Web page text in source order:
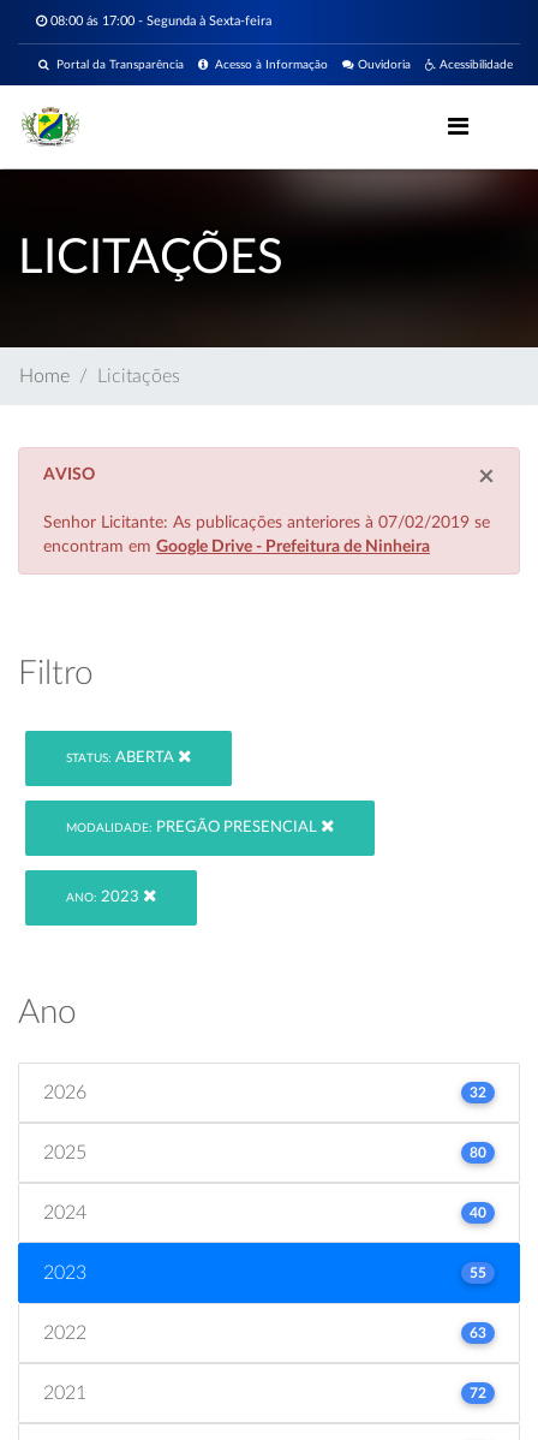
08:00 ás 17:00 - Segunda à Sexta-feira
Acessibilidade
Ouvidoria
Acesso à Informação
Portal da Transparência
LICITAÇÕES
Home Licitações
×
AVISO
Senhor Licitante: As publicações anteriores à 07/02/2019 se
encontram em Google Drive - Prefeitura de Ninheira
Filtro
STATUS: ABERTA
MODALIDADE: PREGÃO PRESENCIAL
ANO: 2023
Ano
2026 32
2025 80
2024 40
2023 55
2022 63
2021 72